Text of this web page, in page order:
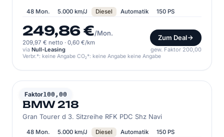
48 Mon. 5.000 km/J Diesel Automatik 150 PS
249,86 €/Mon.
209,97 € netto · 0,60 €/km
Zum Deal
via Null-Leasing gew. Faktor 200,00
Verbr.*: keine Angabe CO₂*: keine Angabe keine Angabe
Faktor100,00
BMW
BMW 218
Gran Tourer d 3. Sitzreihe RFK PDC Shz Navi
48 Mon. 5.000 km/J Diesel Automatik 150 PS